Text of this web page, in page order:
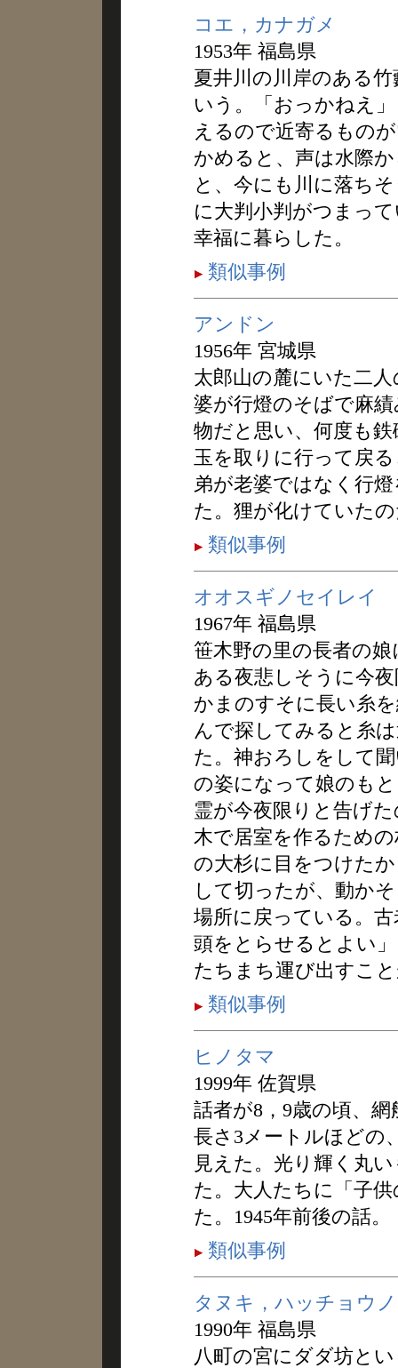
コエ，カナガメ
1953年 福島県
夏井川の川岸のある
いう。「おっかねえ
えるので近寄るもの
かめると、声は水際
と、今にも川に落ち
に大判小判がつまっ
幸福に暮らした。
類似事例
アンドン
1956年 宮城県
太郎山の麓にいた二
婆が行燈のそばで麻
物だと思い、何度も
玉を取りに行って戻
弟が老婆ではなく行
た。狸が化けていた
類似事例
オオスギノセイレイ
1967年 福島県
笹木野の里の長者の
ある夜悲しそうに今
かまのすそに長い糸
んで探してみると糸
た。神おろしをして
の姿になって娘のも
霊が今夜限りと告げ
木で居室を作るため
の大杉に目をつけた
して切ったが、動か
場所に戻っている。
頭をとらせるとよい
たちまち運び出すこ
類似事例
ヒノタマ
1999年 佐賀県
話者が8，9歳の頃、
長さ3メートルほどの
見えた。光り輝く丸
た。大人たちに「子
た。1945年前後の話。
類似事例
タヌキ，ハッチョウ
1990年 福島県
八町の宮にダダ坊と